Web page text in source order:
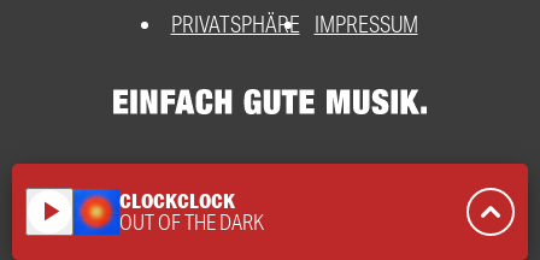
PRIVATSPHÄRE
IMPRESSUM
play_arrow CLOCKCLOCK
OUT OF THE DARK